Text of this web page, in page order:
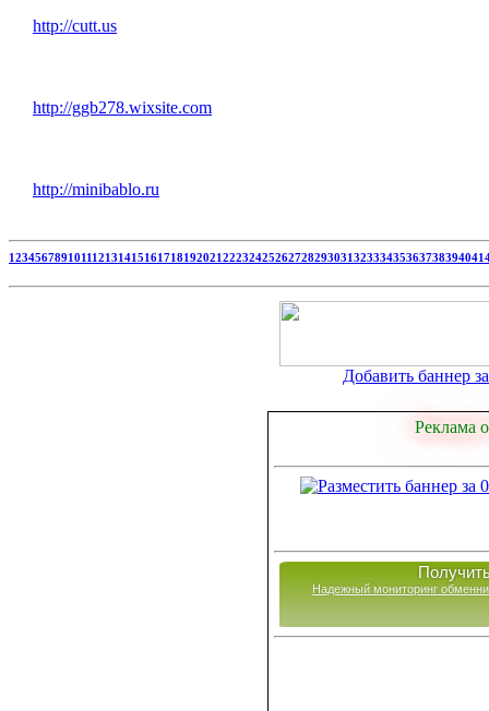
http://cutt.us
http://ggb278.wixsite.com
http://minibablo.ru
1234567891011121314151617181920212223242526272829303132333435363738394041
Добавить баннер
Реклама
Надежный мониторинг